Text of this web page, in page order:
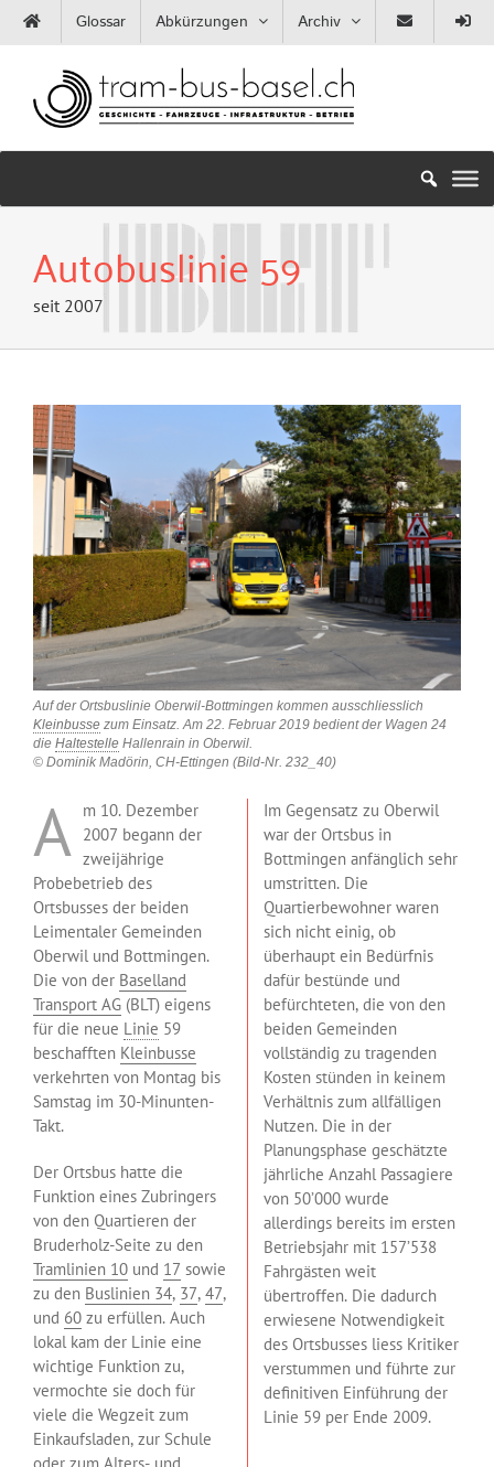
Zum
Inhalt
Glossar Abkürzungen Archiv
Autobuslinie 59
seit 2007
Zeige
grösseres
Bild
Auf der Ortsbuslinie Oberwil-Bottmingen kommen ausschliesslich
Kleinbusse zum Einsatz. Am 22. Februar 2019 bedient der Wagen 24
die Haltestelle Hallenrain in Oberwil.
© Dominik Madörin, CH-Ettingen (Bild-Nr. 232_40)
A m 10. Dezember
2007 begann der
zweijährige
Probebetrieb des
Ortsbusses der beiden
Leimentaler Gemeinden
Oberwil und Bottmingen.
Die von der Baselland
Transport AG (BLT) eigens
für die neue Linie 59
beschafften Kleinbusse
verkehrten von Montag bis
Samstag im 30-Minunten-
Takt.
Der Ortsbus hatte die
Funktion eines Zubringers
von den Quartieren der
Bruderholz-Seite zu den
Tramlinien 10 und 17 sowie
zu den Buslinien 34, 37, 47,
und 60 zu erfüllen. Auch
lokal kam der Linie eine
wichtige Funktion zu,
vermochte sie doch für
viele die Wegzeit zum
Einkaufsladen, zur Schule
Im Gegensatz zu Oberwil
war der Ortsbus in
Bottmingen anfänglich sehr
umstritten. Die
Quartierbewohner waren
sich nicht einig, ob
überhaupt ein Bedürfnis
dafür bestünde und
befürchteten, die von den
beiden Gemeinden
vollständig zu tragenden
Kosten stünden in keinem
Verhältnis zum allfälligen
Nutzen. Die in der
Planungsphase geschätzte
jährliche Anzahl Passagiere
von 50’000 wurde
allerdings bereits im ersten
Betriebsjahr mit 157’538
Fahrgästen weit
übertroffen. Die dadurch
erwiesene Notwendigkeit
des Ortsbusses liess Kritiker
verstummen und führte zur
definitiven Einführung der
Linie 59 per Ende 2009.